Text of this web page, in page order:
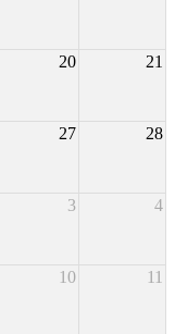
20 21
27 28
3 4
10 11